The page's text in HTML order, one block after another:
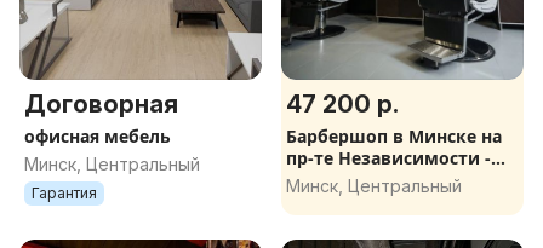
Договорная
офисная мебель
Минск, Центральный
Гарантия
47 200 р.
Барбершоп в Минске на
пр-те Независимости -
готовый бизнес.
Минск, Центральный